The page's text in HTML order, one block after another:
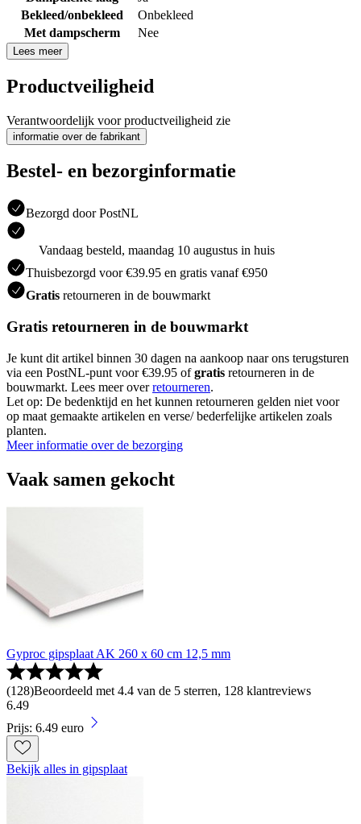
Bekleed/onbekleed
Onbekleed
Met dampscherm
Nee
Lees meer
Productveiligheid
Verantwoordelijk voor productveiligheid zie
informatie over de fabrikant
Bestel- en bezorginformatie
Bezorgd door PostNL
Vandaag besteld, maandag 10 augustus in huis
Thuisbezorgd voor €39.95 en gratis vanaf €950
Gratis retourneren in de bouwmarkt
Gratis retourneren in de bouwmarkt
Je kunt dit artikel binnen 30 dagen na aankoop naar ons terugsturen
via een PostNL-punt voor €39.95 ofgratis retourneren in de
bouwmarkt. Lees meer overretourneren.
Let op: De bedenktijd en het kunnen retourneren gelden niet voor
op maat gemaakte artikelen en verse/ bederfelijke artikelen zoals
planten.
Meer informatie over de bezorging
Vaak samen gekocht
Gyproc gipsplaat AK 260 x 60 cm 12,5 mm
(128)Beoordeeld met 4.4 van de 5 sterren, 128 klantreviews
6.49
Prijs: 6.49 euro
Bekijk alles in gipsplaat